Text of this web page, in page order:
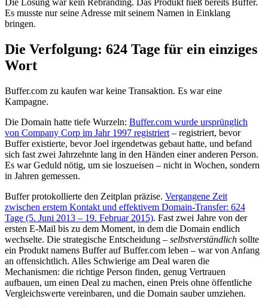
Die Lösung war kein Rebranding. Das Produkt hieß bereits Buffer.
Es musste nur seine Adresse mit seinem Namen in Einklang
bringen.
Die Verfolgung: 624 Tage für ein einziges
Wort
Buffer.com zu kaufen war keine Transaktion. Es war eine
Kampagne.
Die Domain hatte tiefe Wurzeln: Buffer.com wurde ursprünglich
von Company Corp im Jahr 1997 registriert – registriert, bevor
Buffer existierte, bevor Joel irgendetwas gebaut hatte, und befand
sich fast zwei Jahrzehnte lang in den Händen einer anderen Person.
Es war Geduld nötig, um sie loszueisen – nicht in Wochen, sondern
in Jahren gemessen.
Buffer protokollierte den Zeitplan präzise. Vergangene Zeit
zwischen erstem Kontakt und effektivem Domain-Transfer: 624
Tage (5. Juni 2013 – 19. Februar 2015). Fast zwei Jahre von der
ersten E-Mail bis zu dem Moment, in dem die Domain endlich
wechselte. Die strategische Entscheidung – selbstverständlich sollte
ein Produkt namens Buffer auf Buffer.com leben – war von Anfang
an offensichtlich. Alles Schwierige am Deal waren die
Mechanismen: die richtige Person finden, genug Vertrauen
aufbauen, um einen Deal zu machen, einen Preis ohne öffentliche
Vergleichswerte vereinbaren, und die Domain sauber umziehen.